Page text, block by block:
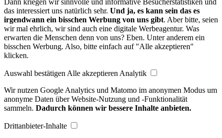
Dann kriegen wir sinnvolle und informative Besucherstatistiken und
das interessiert uns natürlich sehr. Und ja, es kann sein das es
irgendwann ein bisschen Werbung von uns gibt. Aber bitte, seien
wir mal ehrlich, wir sind auch eine digitale Werbeagentur. Was
erwarten die Menschen denn von uns? Eben. Unter anderem ein
bisschen Werbung. Also, bitte einfach auf "Alle akzeptieren"
klicken.
Auswahl bestätigen Alle akzeptieren Analytik
Wir nutzen Google Analytics und Matomo im anonymen Modus um
anonyme Daten über Website-Nutzung und -Funktionalität
sammeln. Dadurch können wir bessere Inhalte anbieten.
Drittanbieter-Inhalte